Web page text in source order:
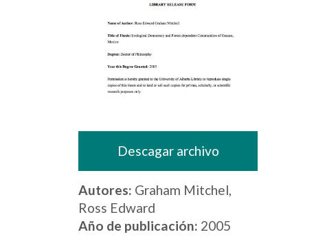
Descagar archivo
Autores: Graham Mitchel,
Ross Edward
Año de publicación: 2005